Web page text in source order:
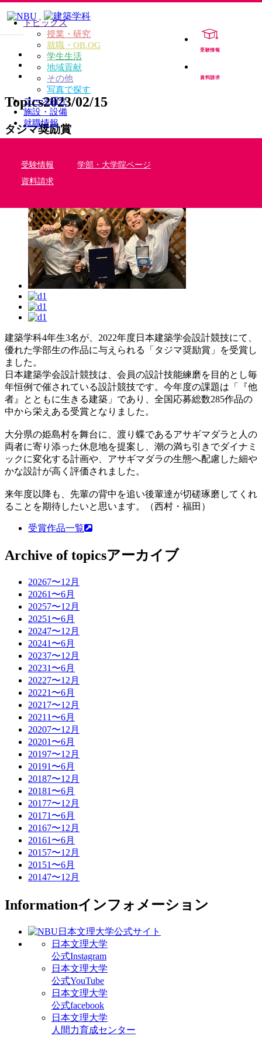
受験情報
資料請求
トピックス
授業・研究
就職・OB.OG
学生生活
地域貢献
その他
写真で探す
コース紹介
施設・設備
就職情報
受験情報
学部・大学院ページ
資料請求
TOP
TOPICS
タジマ奨励賞
Topics2023/02/15
タジマ奨励賞
建築学科4年生3名が、2022年度日本建築学会設計競技にて、
優れた学部生の作品に与えられる「タジマ奨励賞」を受賞し
ました。
日本建築学会設計競技は、会員の設計技能練磨を目的とし毎
年恒例で催されている設計競技です。今年度の課題は「『他
者』とともに生きる建築」であり、全国応募総数285作品の
中から栄えある受賞となりました。
大分県の姫島村を舞台に、渡り蝶であるアサギマダラと人の
両者に寄り添った休息地を提案し、潮の満ち引きでダイナミ
ックに変化する計画や、アサギマダラの生態へ配慮した細や
かな設計が高く評価されました。
来年度以降も、先輩の背中を追い後輩達が切磋琢磨してくれ
ることを期待したいと思います。（西村・福田）
受賞作品一覧
Archive of topicsアーカイブ
20267〜12月
20261〜6月
20257〜12月
20251〜6月
20247〜12月
20241〜6月
20237〜12月
20231〜6月
20227〜12月
20221〜6月
2021 7〜12月
2021 1〜6月
20207〜12月
20201〜6月
20197〜12月
20191〜6月
20187〜12月
20181〜6月
20177〜12月
20171〜6月
20167〜12月
20161〜6月
20157〜12月
20151〜6月
20147〜12月
Informationインフォメーション
日本文理大学
公式Instagram
日本文理大学
公式YouTube
日本文理大学
公式facebook
日本文理大学
人間力育成センター